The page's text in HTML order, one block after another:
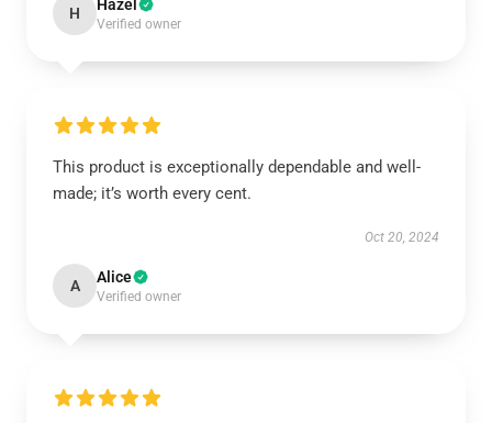
H Hazel
Verified owner
This product is exceptionally dependable and well-
made; it’s worth every cent.
Oct 20, 2024
A Alice
Verified owner